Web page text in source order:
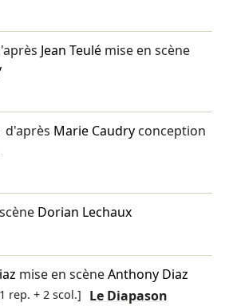
Jean Teulémise en scène
d'après Marie Caudryconception
Dorian Lechaux
mise en scèneAnthony Diaz
rep. + 2 scol.] Le Diapason